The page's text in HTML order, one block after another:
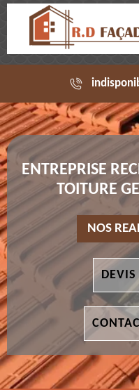
ENTREPRISE
TOITURE
NOS
DEVIS